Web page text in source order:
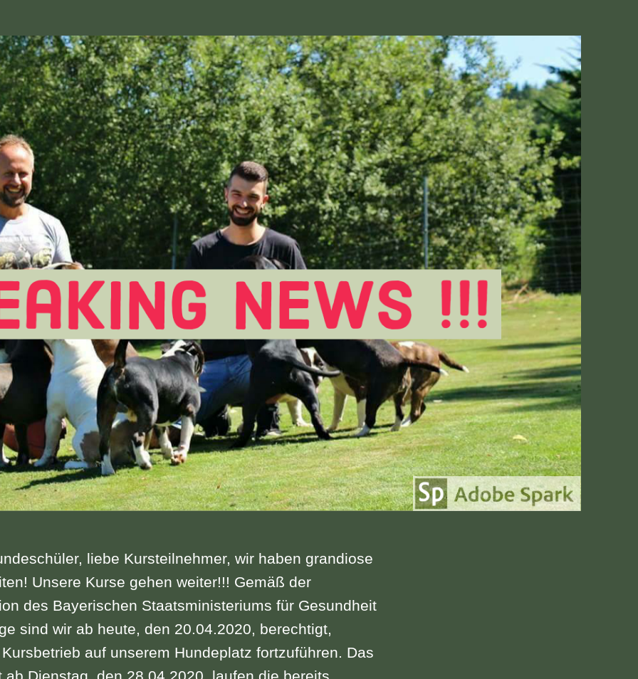
liebe Kursteilnehmer, wir haben grandiose
Unsere Kurse gehen weiter!!! Gemäß der
des Bayerischen Staatsministeriums für Gesundheit
sind wir ab heute, den 20.04.2020, berechtigt,
auf unserem Hundeplatz fortzuführen. Das